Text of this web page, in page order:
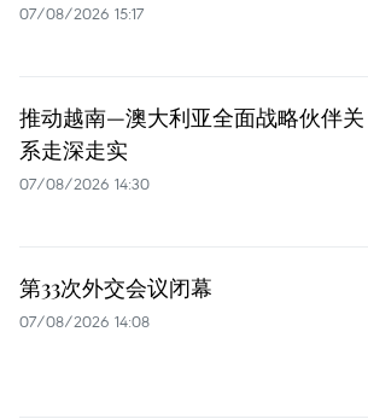
07/08/2026 15:17
推动越南—澳大利亚全面战略伙伴关
系走深走实
07/08/2026 14:30
第33次外交会议闭幕
07/08/2026 14:08